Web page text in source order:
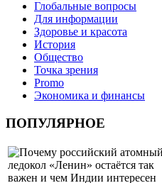
Глобальные вопросы
Для информации
Здоровье и красота
История
Общество
Точка зрения
Promo
Экономика и финансы
ПОПУЛЯРНОЕ